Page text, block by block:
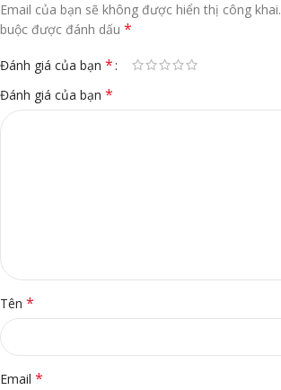
Email của bạn sẽ không được hiển thị công khai.
buộc được đánh dấu *
Đánh giá của bạn *
Đánh giá của bạn *
Tên *
Email *